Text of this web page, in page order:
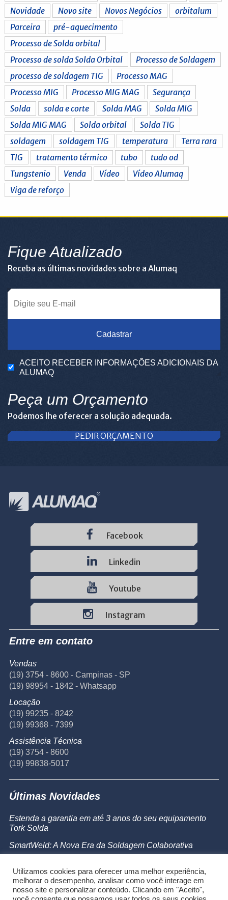
Novidade
Novo site Novos Negócios
orbitalum
Parceira
pré-aquecimento
Processo de Solda orbital
Processo de solda Solda Orbital
Processo de Soldagem
processo de soldagem TIG
Processo MAG
Processo MIG
Processo MIG MAG
Segurança
Solda
solda e corte Solda MAG
Solda MIG
Solda MIG MAG
Solda orbital
Solda TIG
soldagem
soldagem TIG temperatura
Terra rara
TIG
tratamento térmico tubo
tudo od
Tungstenio
Venda Vídeo
Vídeo Alumaq
Viga de reforço
Fique Atualizado
Receba as últimas novidades sobre a Alumaq
Cadastrar
ACEITO RECEBER INFORMAÇÕES ADICIONAIS DA
ALUMAQ
Peça um Orçamento
Podemos lhe oferecer a solução adequada.
PEDIR ORÇAMENTO
Facebook
Linkedin
Youtube
Instagram
Entre em contato
Vendas
(19) 3754 - 8600 - Campinas - SP
(19) 98954 - 1842 - Whatsapp
Locação
(19) 99235 - 8242
(19) 99368 - 7399
Assistência Técnica
(19) 3754 - 8600
(19) 99838-5017
Últimas Novidades
Estenda a garantia em até 3 anos do seu equipamento
Tork Solda
SmartWeld: A Nova Era da Soldagem Colaborativa
Powermax 45 SYNC
Utilizamos cookies para oferecer uma melhor experiência,
melhorar o desempenho, analisar como você interage em
nosso site e personalizar conteúdo. Clicando em "Aceito",